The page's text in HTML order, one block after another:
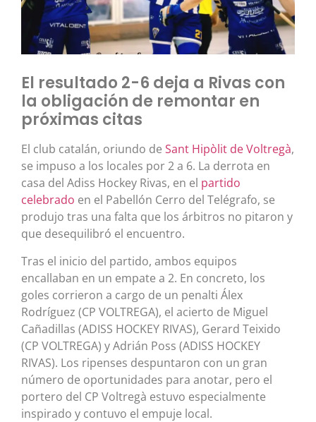
El resultado 2-6 deja a Rivas con
la obligación de remontar en
próximas citas
El club catalán, oriundo de Sant Hipòlit de Voltregà,
se impuso a los locales por 2 a 6. La derrota en
casa del Adiss Hockey Rivas, en el partido
celebrado en el Pabellón Cerro del Telégrafo, se
produjo tras una falta que los árbitros no pitaron y
que desequilibró el encuentro.
Tras el inicio del partido, ambos equipos
encallaban en un empate a 2. En concreto, los
goles corrieron a cargo de un penalti Álex
Rodríguez (CP VOLTREGA), el acierto de Miguel
Cañadillas (ADISS HOCKEY RIVAS), Gerard Teixido
(CP VOLTREGA) y Adrián Poss (ADISS HOCKEY
RIVAS). Los ripenses despuntaron con un gran
número de oportunidades para anotar, pero el
portero del CP Voltregà estuvo especialmente
inspirado y contuvo el empuje local.